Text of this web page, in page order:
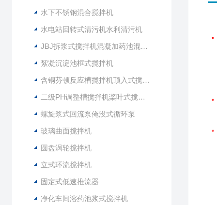
水下不锈钢混合搅拌机
水电站回转式清污机水利清污机
JBJ拆浆式搅拌机混凝加药池混合型搅拌器
絮凝沉淀池框式搅拌机
含铜芬顿反应槽搅拌机顶入式搅拌器
二级PH调整槽搅拌机桨叶式搅拌器
螺旋浆式回流泵俺没式循环泵
玻璃曲面搅拌机
圆盘涡轮搅拌机
立式环流搅拌机
固定式低速推流器
净化车间溶药池浆式搅拌机